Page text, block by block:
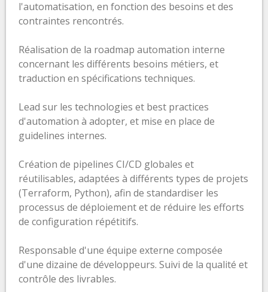
l'automatisation, en fonction des besoins et des
contraintes rencontrés.
Réalisation de la roadmap automation interne
concernant les différents besoins métiers, et
traduction en spécifications techniques.
Lead sur les technologies et best practices
d'automation à adopter, et mise en place de
guidelines internes.
Création de pipelines CI/CD globales et
réutilisables, adaptées à différents types de projets
(Terraform, Python), afin de standardiser les
processus de déploiement et de réduire les efforts
de configuration répétitifs.
Responsable d'une équipe externe composée
d'une dizaine de développeurs. Suivi de la qualité et
contrôle des livrables.